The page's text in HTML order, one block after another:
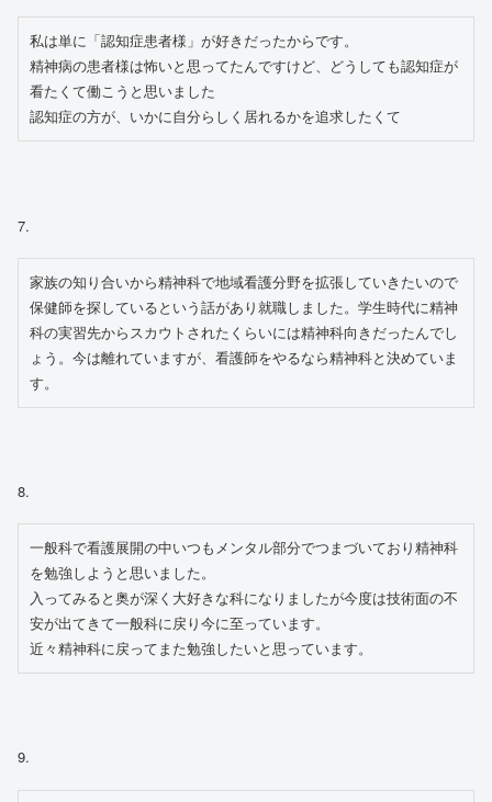
私は単に「認知症患者様」が好きだったからです。
精神病の患者様は怖いと思ってたんですけど、どうしても認知症が
看たくて働こうと思いました
認知症の方が、いかに自分らしく居れるかを追求したくて
7.
家族の知り合いから精神科で地域看護分野を拡張していきたいので
保健師を探しているという話があり就職しました。学生時代に精神
科の実習先からスカウトされたくらいには精神科向きだったんでし
ょう。今は離れていますが、看護師をやるなら精神科と決めていま
す。
8.
一般科で看護展開の中いつもメンタル部分でつまづいており精神科
を勉強しようと思いました。
入ってみると奥が深く大好きな科になりましたが今度は技術面の不
安が出てきて一般科に戻り今に至っています。
近々精神科に戻ってまた勉強したいと思っています。
9.